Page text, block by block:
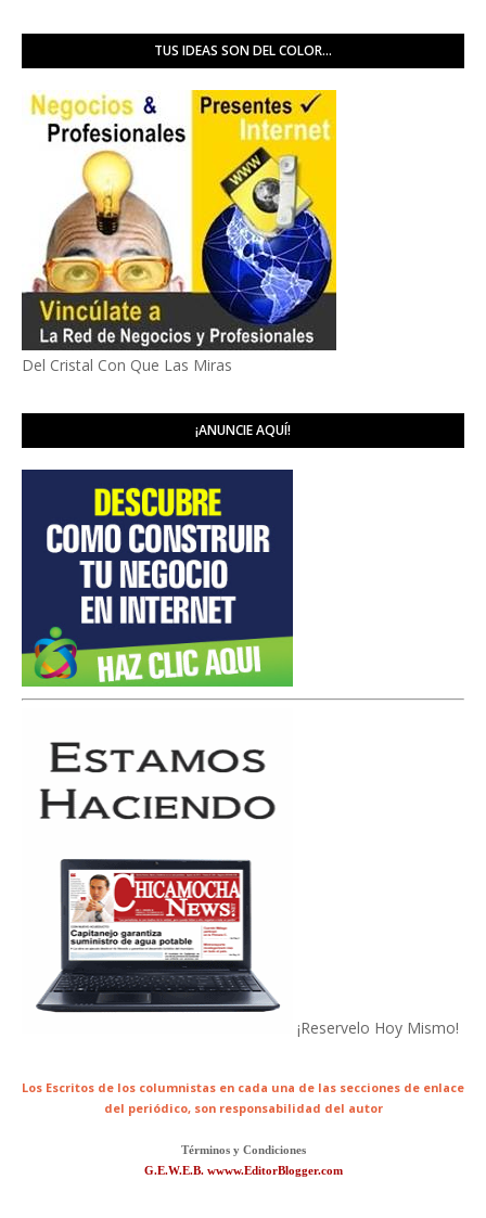
TUS IDEAS SON DEL COLOR...
Del Cristal Con Que Las Miras
¡ANUNCIE AQUÍ!
¡Reservelo Hoy Mismo!
Los Escritos de los columnistas en cada una de las secciones de enlace
del periódico, son responsabilidad del autor
Términos y Condiciones
G.E.W.E.B. wwww.EditorBlogger.com